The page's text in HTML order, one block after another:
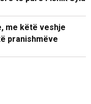
me këtë veshje
pranishmëve